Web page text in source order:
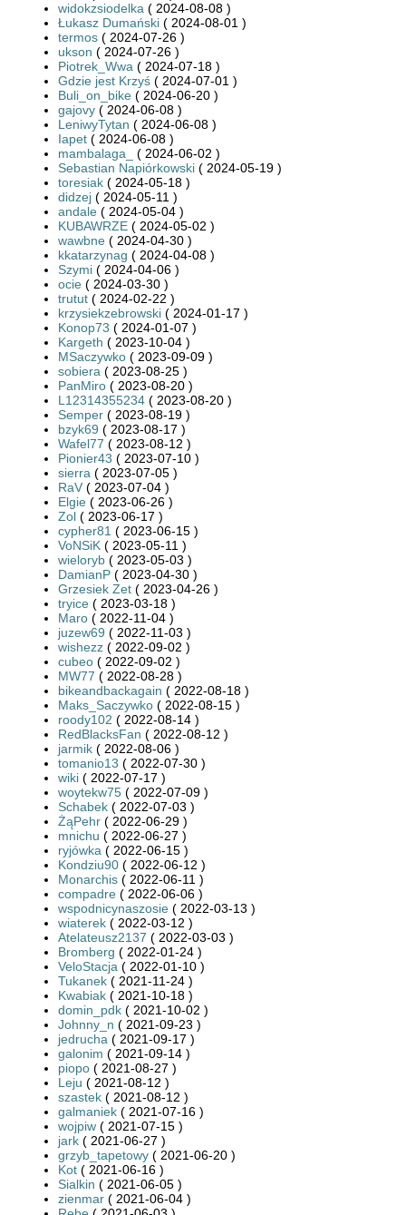
widokzsiodelka ( 2024-08-08 )
Łukasz Dumański ( 2024-08-01 )
termos ( 2024-07-26 )
ukson ( 2024-07-26 )
Piotrek_Wwa ( 2024-07-18 )
Gdzie jest Krzyś ( 2024-07-01 )
Buli_on_bike ( 2024-06-20 )
gajovy ( 2024-06-08 )
LeniwyTytan ( 2024-06-08 )
Iapet ( 2024-06-08 )
mambalaga_
( 2024-06-02 )
Sebastian Napiórkowski ( 2024-05-19 )
toresiak ( 2024-05-18 )
didzej ( 2024-05-11 )
andale ( 2024-05-04 )
KUBAWRZE ( 2024-05-02 )
wawbne ( 2024-04-30 )
kkatarzynag ( 2024-04-08 )
Szymi ( 2024-04-06 )
ocie ( 2024-03-30 )
trutut ( 2024-02-22 )
krzysiekzebrowski ( 2024-01-17 )
Konop73 ( 2024-01-07 )
Kargeth ( 2023-10-04 )
MSaczywko ( 2023-09-09 )
sobiera ( 2023-08-25 )
PanMiro ( 2023-08-20 )
L12314355234 ( 2023-08-20 )
Semper ( 2023-08-19 )
bzyk69 ( 2023-08-17 )
Wafel77 ( 2023-08-12 )
Pionier43 ( 2023-07-10 )
sierra ( 2023-07-05 )
RaV ( 2023-07-04 )
Elgie ( 2023-06-26 )
Zol ( 2023-06-17 )
cypher81 ( 2023-06-15 )
VoNSiK ( 2023-05-11 )
wieloryb ( 2023-05-03 )
DamianP ( 2023-04-30 )
Grzesiek Zet ( 2023-04-26 )
tryice ( 2023-03-18 )
Maro ( 2022-11-04 )
juzew69 ( 2022-11-03 )
wishezz ( 2022-09-02 )
cubeo ( 2022-09-02 )
MW77 ( 2022-08-28 )
bikeandbackagain ( 2022-08-18 )
Maks_Saczywko ( 2022-08-15 )
roody102 ( 2022-08-14 )
RedBlacksFan ( 2022-08-12 )
jarmik ( 2022-08-06 )
tomanio13 ( 2022-07-30 )
wiki ( 2022-07-17 )
woytekw75 ( 2022-07-09 )
Schabek ( 2022-07-03 )
ŻąPehr ( 2022-06-29 )
mnichu ( 2022-06-27 )
ryjówka ( 2022-06-15 )
Kondziu90 ( 2022-06-12 )
Monarchis ( 2022-06-11 )
compadre ( 2022-06-06 )
wspodnicynaszosie ( 2022-03-13 )
wiaterek ( 2022-03-12 )
Atelateusz2137 ( 2022-03-03 )
Bromberg ( 2022-01-24 )
VeloStacja ( 2022-01-10 )
Tukanek ( 2021-11-24 )
Kwabiak ( 2021-10-18 )
domin_pdk ( 2021-10-02 )
Johnny_n ( 2021-09-23 )
jedrucha ( 2021-09-17 )
galonim ( 2021-09-14 )
piopo ( 2021-08-27 )
Leju ( 2021-08-12 )
szastek ( 2021-08-12 )
galmaniek ( 2021-07-16 )
wojpiw ( 2021-07-15 )
jark ( 2021-06-27 )
grzyb_tapetowy ( 2021-06-20 )
Kot ( 2021-06-16 )
Sialkin ( 2021-06-05 )
zienmar ( 2021-06-04 )